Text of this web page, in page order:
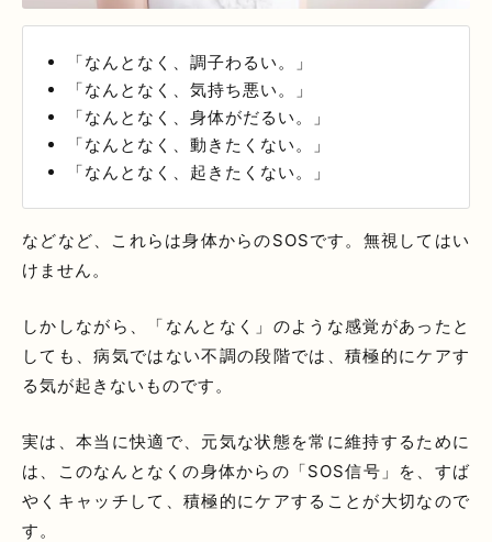
「なんとなく、調子わるい。」
「なんとなく、気持ち悪い。」
「なんとなく、身体がだるい。」
「なんとなく、動きたくない。」
「なんとなく、起きたくない。」
などなど、これらは身体からのSOSです。無視してはい
けません。
しかしながら、「なんとなく」のような感覚があったと
しても、病気ではない不調の段階では、積極的にケアす
る気が起きないものです。
実は、本当に快適で、元気な状態を常に維持するために
は、このなんとなくの身体からの「SOS信号」を、すば
やくキャッチして、積極的にケアすることが大切なので
す。